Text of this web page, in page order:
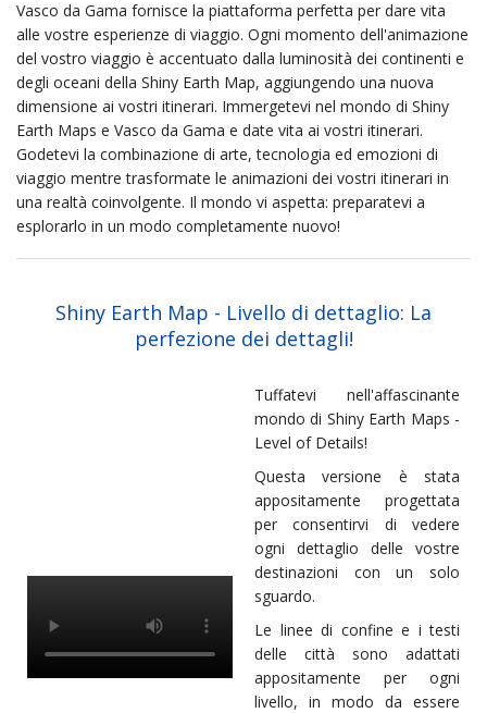
Vasco da Gama fornisce la piattaforma perfetta per dare vita
alle vostre esperienze di viaggio. Ogni momento dell'animazione
del vostro viaggio è accentuato dalla luminosità dei continenti e
degli oceani della Shiny Earth Map, aggiungendo una nuova
dimensione ai vostri itinerari. Immergetevi nel mondo di Shiny
Earth Maps e Vasco da Gama e date vita ai vostri itinerari.
Godetevi la combinazione di arte, tecnologia ed emozioni di
viaggio mentre trasformate le animazioni dei vostri itinerari in
una realtà coinvolgente. Il mondo vi aspetta: preparatevi a
esplorarlo in un modo completamente nuovo!
Shiny Earth Map - Livello di dettaglio: La
perfezione dei dettagli!
Tuffatevi nell'affascinante
mondo di Shiny Earth Maps -
Level of Details!
Questa versione è stata
appositamente progettata
per consentirvi di vedere
ogni dettaglio delle vostre
destinazioni con un solo
sguardo.
Le linee di confine e i testi
delle città sono adattati
appositamente per ogni
livello, in modo da essere